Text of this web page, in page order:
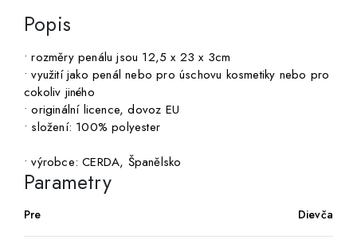
Popis
• rozměry penálu jsou 12,5 x 23 x 3cm
• využití jako penál nebo pro úschovu kosmetiky nebo pro
cokoliv jiného
• originální licence, dovoz EU
• složení: 100% polyester
• výrobce: CERDA, Španělsko
Parametry
Pre Dievča